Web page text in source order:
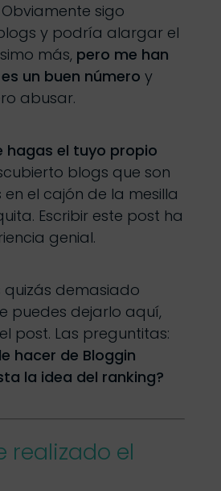
sigo
y podría alargar el
más, pero me han
un buen número y
abusar.
hagas el tuyo propio
blogs que son
el cajón de la mesilla
Escribir este post ha
genial.
quizás demasiado
puedes dejarlo aquí,
post. Las preguntitas:
hacer de Bloggin
la idea del ranking?
realizado el